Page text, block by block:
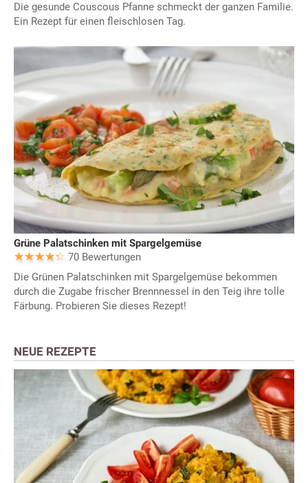
Die gesunde Couscous Pfanne schmeckt der ganzen Familie.
Ein Rezept für einen fleischlosen Tag.
Grüne Palatschinken mit Spargelgemüse
70 Bewertungen
Die Grünen Palatschinken mit Spargelgemüse bekommen
durch die Zugabe frischer Brennnessel in den Teig ihre tolle
Färbung. Probieren Sie dieses Rezept!
NEUE REZEPTE